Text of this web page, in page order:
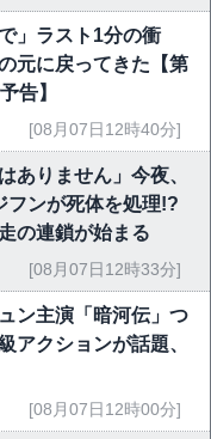
」ラスト1分の衝
元に戻ってきた【第
告】
[08月07日12時40分]
ありません」今夜、
フンが死体を処理!?
の連鎖が始まる
[08月07日12時33分]
ン主演「暗河伝」つ
アクションが話題、
[08月07日12時00分]